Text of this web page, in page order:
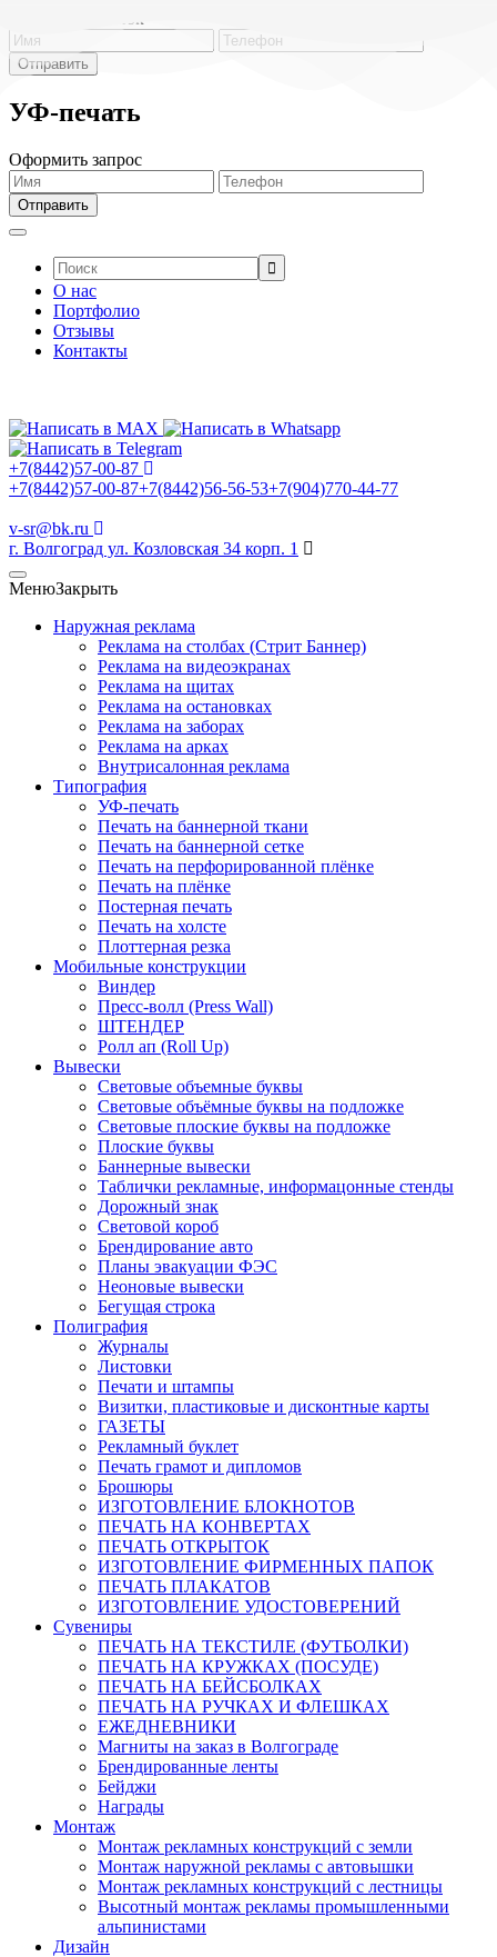
Обратный звонок
УФ-печать
Оформить запрос
Поиск:
О нас
Портфолио
Отзывы
Контакты
+7(8442)57-00-87
+7(8442)57-00-87+7(8442)56-56-53+7(904)770-44-77
v-sr@bk.ru
г. Волгоград ул. Козловская 34 корп. 1
МенюЗакрыть
Наружная реклама
Реклама на столбах (Стрит Баннер)
Реклама на видеоэкранах
Реклама на щитах
Реклама на остановках
Реклама на заборах
Реклама на арках
Внутрисалонная реклама
Типография
УФ-печать
Печать на баннерной ткани
Печать на баннерной сетке
Печать на перфорированной плёнке
Печать на плёнке
Постерная печать
Печать на холсте
Плоттерная резка
Мобильные конструкции
Виндер
Пресс-волл (Press Wall)
ШТЕНДЕР
Ролл ап (Roll Up)
Вывески
Световые объемные буквы
Световые объёмные буквы на подложке
Световые плоские буквы на подложке
Плоские буквы
Баннерные вывески
Таблички рекламные, информацонные стенды
Дорожный знак
Световой короб
Брендирование авто
Планы эвакуации ФЭС
Неоновые вывески
Бегущая строка
Полиграфия
Журналы
Листовки
Печати и штампы
Визитки, пластиковые и дисконтные карты
ГАЗЕТЫ
Рекламный буклет
Печать грамот и дипломов
Брошюры
ИЗГОТОВЛЕНИЕ БЛОКНОТОВ
ПЕЧАТЬ НА КОНВЕРТАХ
ПЕЧАТЬ ОТКРЫТОК
ИЗГОТОВЛЕНИЕ ФИРМЕННЫХ ПАПОК
ПЕЧАТЬ ПЛАКАТОВ
ИЗГОТОВЛЕНИЕ УДОСТОВЕРЕНИЙ
Сувениры
ПЕЧАТЬ НА ТЕКСТИЛЕ (ФУТБОЛКИ)
ПЕЧАТЬ НА КРУЖКАХ (ПОСУДЕ)
ПЕЧАТЬ НА БЕЙСБОЛКАХ
ПЕЧАТЬ НА РУЧКАХ И ФЛЕШКАХ
ЕЖЕДНЕВНИКИ
Магниты на заказ в Волгограде
Брендированные ленты
Бейджи
Награды
Монтаж
Монтаж рекламных конструкций с земли
Монтаж наружной рекламы с автовышки
Монтаж рекламных конструкций с лестницы
Высотный монтаж рекламы промышленными
альпинистами
Дизайн